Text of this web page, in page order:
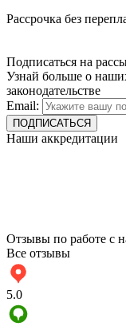
Рассрочка без
Подписаться на
Узнай больше о
законодательстве
Email:
Наши аккредитации
Отзывы по работе с
Все отзывы
5.0